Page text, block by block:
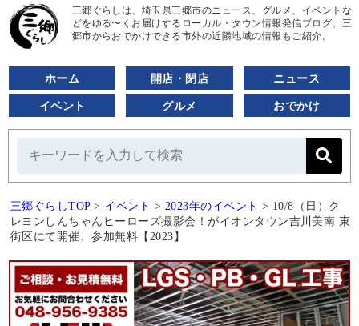
三郷ぐらしは、埼玉県三郷市のニュース、グルメ、イベントな
どをゆる〜くお届けするローカル・タウン情報発信ブログ。三
郷市からおでかけできる市外の近隣地域の情報もご紹介。
ホーム 開店・閉店 ニュース
イベント グルメ おでかけ
三郷ぐらしTOP > イベント > 2023年のイベント > 10/8（日）ク
レヨンしんちゃんヒーローズ撮影会！がイオンタウン吉川美南 東
街区にて開催、参加無料【2023】